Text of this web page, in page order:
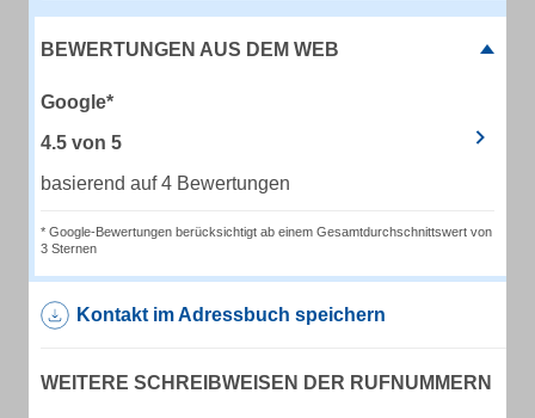
BEWERTUNGEN AUS DEM WEB
Google*
4.5 von 5
basierend auf 4 Bewertungen
* Google-Bewertungen berücksichtigt ab einem Gesamtdurchschnittswert von
3 Sternen
Kontakt im Adressbuch speichern
WEITERE SCHREIBWEISEN DER RUFNUMMERN